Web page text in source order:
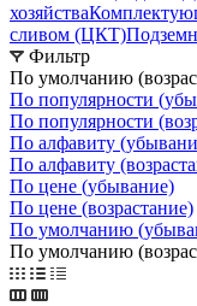
хозяйства
сливом (ЦКТ)
Фильтр
По умолчанию
По популярности
По популярности
По алфавиту
По алфавиту
По цене (убывание)
По цене (возрастание)
По умолчанию
По умолчанию